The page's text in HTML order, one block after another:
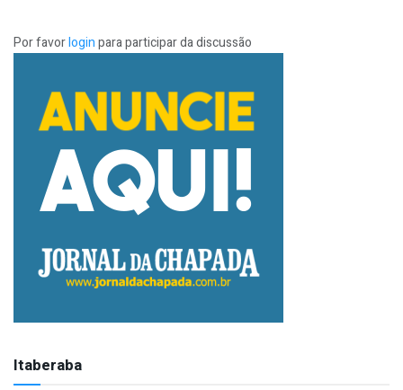
Por favorloginpara participar da discussão
Itaberaba